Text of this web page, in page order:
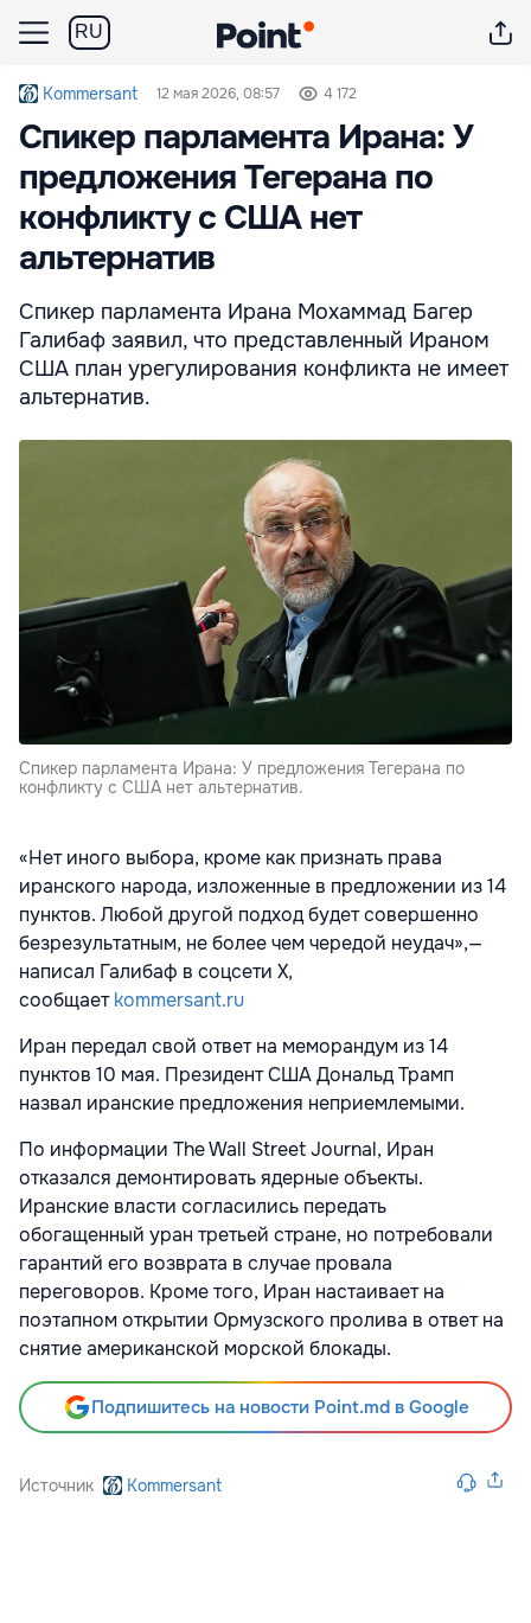
RU
Kommersant 12 мая 2026, 08:57 4 172
Спикер парламента Ирана: У
предложения Тегерана по
конфликту с США нет
альтернатив
Спикер парламента Ирана Мохаммад Багер
Галибаф заявил, что представленный Ираном
США план урегулирования конфликта не имеет
альтернатив.
Спикер парламента Ирана: У предложения Тегерана по
конфликту с США нет альтернатив.
«Нет иного выбора, кроме как признать права
иранского народа, изложенные в предложении из 14
пунктов. Любой другой подход будет совершенно
безрезультатным, не более чем чередой неудач»,—
написал Галибаф в соцсети X,
сообщаетkommersant.ru
Иран передал свой ответ на меморандум из 14
пунктов 10 мая. Президент США Дональд Трамп
назвал иранские предложения неприемлемыми.
По информации The Wall Street Journal, Иран
отказался демонтировать ядерные объекты.
Иранские власти согласились передать
обогащенный уран третьей стране, но потребовали
гарантий его возврата в случае провала
переговоров. Кроме того, Иран настаивает на
поэтапном открытии Ормузского пролива в ответ на
снятие американской морской блокады.
Подпишитесь на новости Point.md в Google
Источник Kommersant